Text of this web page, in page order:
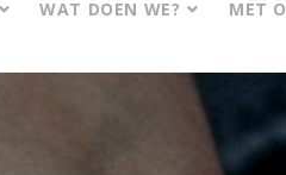
WAT DOEN WE? MET